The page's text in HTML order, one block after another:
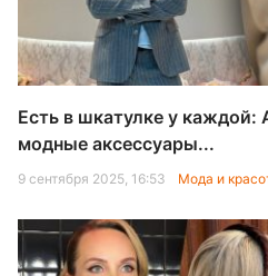
Есть в шкатулке у каждой:
модные аксессуары...
9 сентября 2025, 16:53 Мода и